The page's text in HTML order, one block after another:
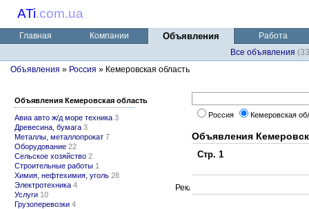
ATi.com.ua
Главная Компании Объявления
Работа
Все объявления
Объявления » Россия » Кемеровская область
Объявления Кемеровская область
Авиа авто ж/д море техника 3
Древесина, бумага 3
Металлы, металлопрокат 7
Оборудование 22
Сельское хозяйство 2
Строительные работы 1
Химия, нефтехимия, уголь 28
Электротехника 4
Услуги 10
Грузоперевозки 4
Россия Кемеровская
Объявления
Стр. 1